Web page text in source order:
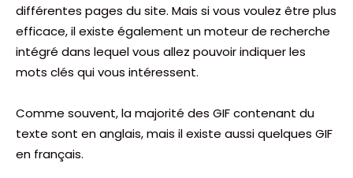
différentes pages du site. Mais si vous voulez être plus
efficace, il existe également un moteur de recherche
intégré dans lequel vous allez pouvoir indiquer les
mots clés qui vous intéressent.
Comme souvent, la majorité des GIF contenant du
texte sont en anglais, mais il existe aussi quelques GIF
en français.